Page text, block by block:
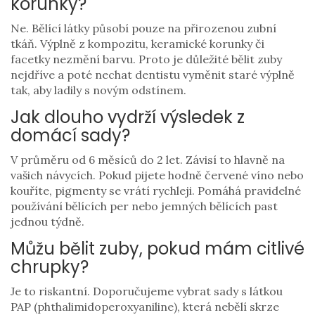
Ne. Bělící látky působí pouze na přirozenou zubní
tkáň. Výplně z kompozitu, keramické korunky či
facetky nezmění barvu. Proto je důležité bělit zuby
nejdříve a poté nechat dentistu vyměnit staré výplně
tak, aby ladily s novým odstínem.
Jak dlouho vydrží výsledek z
domácí sady?
V průměru od 6 měsíců do 2 let. Závisí to hlavně na
vašich návycích. Pokud pijete hodně červené víno nebo
kouříte, pigmenty se vrátí rychleji. Pomáhá pravidelné
používání bělících per nebo jemných bělících past
jednou týdně.
Můžu bělit zuby, pokud mám citlivé
chrupky?
Je to riskantní. Doporučujeme vybrat sady s látkou
PAP (phthalimidoperoxyaniline), která nebělí skrze